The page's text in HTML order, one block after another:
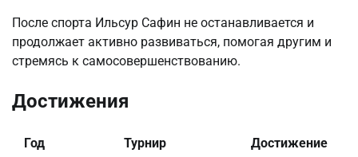
После спорта Ильсур Сафин не останавливается и
продолжает активно развиваться, помогая другим и
стремясь к самосовершенствованию.
Достижения
Год Турнир
Достижение